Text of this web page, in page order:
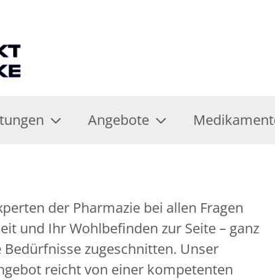
Angebote
der Pharmazie bei allen Fragen
und Ihr Wohlbefinden zur Seite – ganz
zugeschnitten. Unser
reicht von einer kompetenten
Gesundheitsangebote bis hin zu